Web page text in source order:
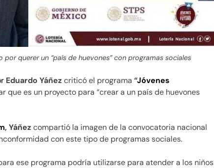
por querer un “país de huevones” con programas sociales
Eduardo Yáñezcriticó el programa “Jóvenes
que es un proyecto para “crear a un país de huevones
, Yáñezcompartió la imagen de la convocatoria nacional
con este tipo de programas sociales.
ese programa podría utilizarse para atender a los niños